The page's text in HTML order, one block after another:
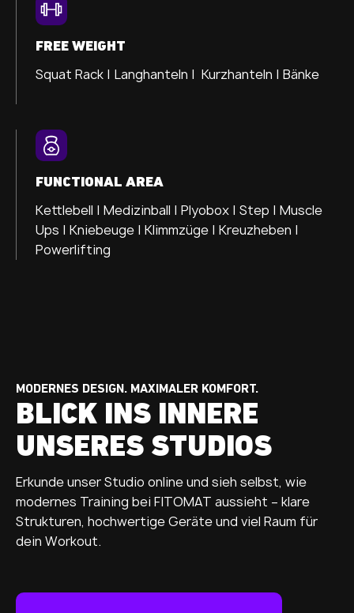
FREE WEIGHT
Squat Rack | Langhanteln | Kurzhanteln | Bänke
FUNCTIONAL AREA
Kettlebell | Medizinball | Plyobox | Step | Muscle
Ups | Kniebeuge | Klimmzüge | Kreuzheben |
Powerlifting
MODERNES DESIGN. MAXIMALER KOMFORT.
BLICK INS INNERE
UNSERES STUDIOS
Erkunde unser Studio online und sieh selbst, wie
modernes Training bei FITOMAT aussieht – klare
Strukturen, hochwertige Geräte und viel Raum für
dein Workout.